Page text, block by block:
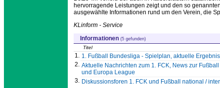
hervorragende Leistungen zeigt und den so
ausgewählte Informationen rund um den Verein, die
KLinform - Service
Informationen (5 gefunden)
Titel
1. 1. Fußball Bundesliga - Spielplan, aktuelle
2. Aktuelle Nachrichten zum 1. FCK, News zur
und Europa League
3. Diskussionsforen 1. FCK und Fußball national /